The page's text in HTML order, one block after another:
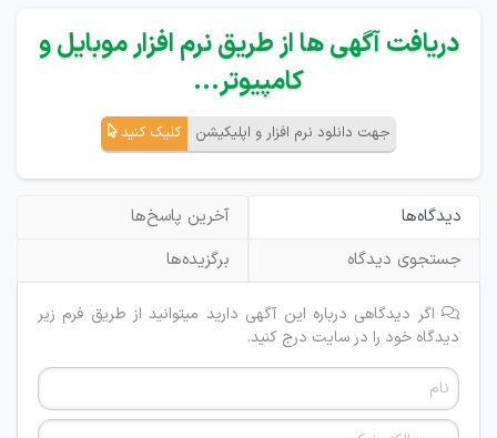
دریافت آگهی ها از طریق نرم افزار موبایل و
کامپیوتر...
جهت دانلود نرم افزار و اپلیکیشن کلیک کنید
دیدگاه‌ها
آخرین پاسخ‌ها
جستجوی دیدگاه
برگزیده‌ها
اگر دیدگاهی درباره این آگهی دارید میتوانید از طریق فرم زیر
دیدگاه خود را در سایت درج کنید.